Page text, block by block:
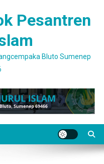
Pesantren
Bluto Sumenep